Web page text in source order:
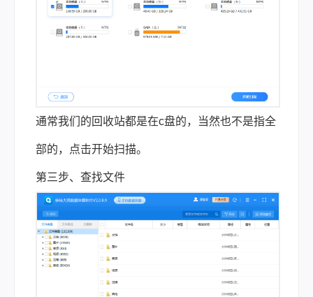
通常我们的回收站都是在c盘的，当然也不是指全
部的，点击开始扫描。
第三步、查找文件